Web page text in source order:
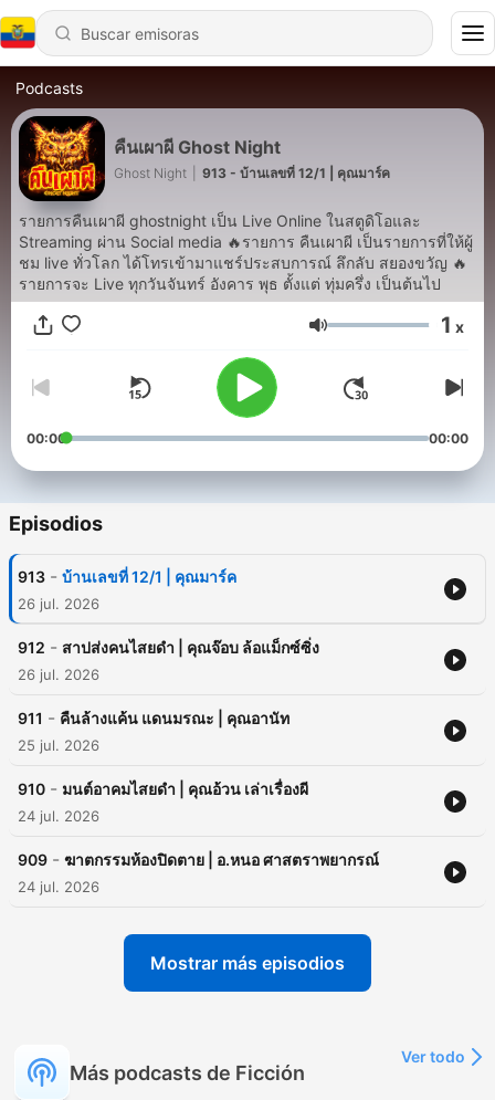
Podcasts
คืนเผาผี Ghost Night
Ghost Night 913 - บ้านเลขที่ 12/1 | คุณมาร์ค
รายการคืนเผาผี ghostnight เป็น Live Online ในสตูดิโอและ
Streaming ผ่าน Social media 🔥รายการ คืนเผาผี เป็นรายการที่ให้ผู้
ชม live ทั่วโลก ได้โทรเข้ามาแชร์ประสบการณ์ ลึกลับ สยองขวัญ 🔥
รายการจะ Live ทุกวันจันทร์ อังคาร พุธ ตั้งแต่ ทุ่มครึ่ง เป็นต้นไป
Volumen 1 x
00:00 00:00
Episodios
913 - บ้านเลขที่ 12/1 | คุณมาร์ค
26 jul. 2026
912 - สาปส่งคนไสยดำ | คุณจ๊อบ ล้อแม็กซ์ซิ่ง
26 jul. 2026
911 - คืนล้างแค้น แดนมรณะ | คุณอานัท
25 jul. 2026
910 - มนต์อาคมไสยดำ | คุณอ้วน เล่าเรื่องผี
24 jul. 2026
909 - ฆาตกรรมห้องปิดตาย | อ.หนอ ศาสตราพยากรณ์
24 jul. 2026
Mostrar más episodios
Más podcasts de Ficción
Ver todo